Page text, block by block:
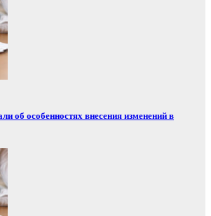
об особенностях внесения изменений в